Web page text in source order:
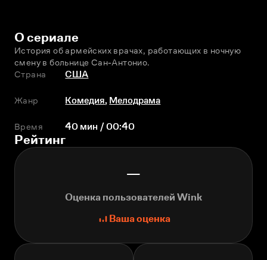
О сериале
История об армейских врачах, работающих в ночную
смену в больнице Сан-Антонио.
Страна
США
Жанр Комедия, Мелодрама
Время 40 мин / 00:40
Рейтинг
—
Оценка пользователей Wink
Ваша оценка